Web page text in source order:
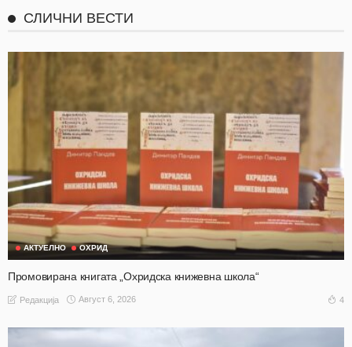
СЛИЧНИ ВЕСТИ
АКТУЕЛНО ОХРИД
Промовирана книгата „Охридска книжевна школа“
Редакција Август 6, 2026 4